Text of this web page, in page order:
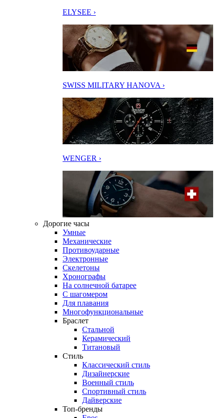
ELYSEE ›
SWISS MILITARY HANOVA ›
WENGER ›
Дорогие часы
Умные
Механические
Противоударные
Электронные
Скелетоны
Хронографы
На солнечной батарее
С шагомером
Для плавания
Многофункциональные
Браслет
Стальной
Керамический
Титановый
Стиль
Классический стиль
Дизайнерские
Военный стиль
Спортивный стиль
Дайверские
Топ-бренды